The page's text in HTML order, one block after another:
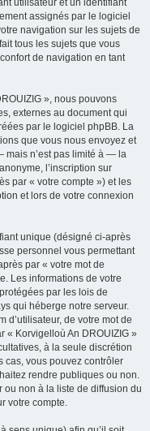
utilisateur et un identifiant
assignés par le logiciel
navigation sur les sujets de
tous les sujets que vous
de navigation en tant
», nous pouvons
externes au document qui
par le logiciel phpBB. La
que vous nous envoyez et
mais n’est pas limité à — la
l’inscription sur
par « votre compte ») et les
et lors de votre connexion
unique (désigné ci-après
personnel vous permettant
par « votre mot de
Les informations de votre
par les lois de
qui héberge notre serveur.
d’utilisateur, de votre mot de
« Korvigelloù An DROUIZIG »
à la seule discrétion
cas, vous pouvez contrôler
rendre publiques ou non.
ou non à la liste de diffusion du
votre compte.